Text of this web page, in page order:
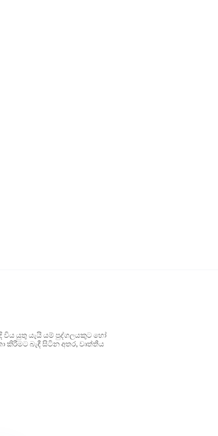
යුතු යැයි යම් පුද්ගලයකුට හෝ
කිරීමට බැඳී සිටින අතර, වෘත්තීය